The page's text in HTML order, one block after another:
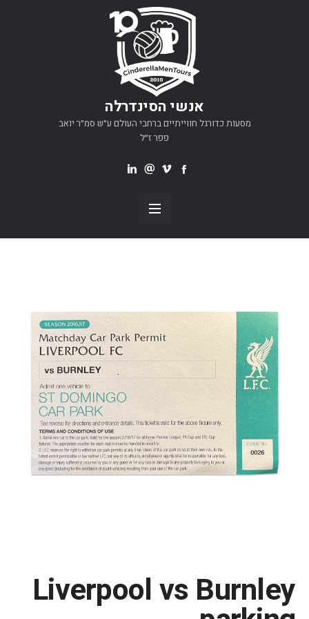
אנשי הסינדרלה
מסעות כדורגל חווייתיים ברחבי העולם ע״ש סמ״ר יואב
פפר ז״ל
Liverpool vs Burnley